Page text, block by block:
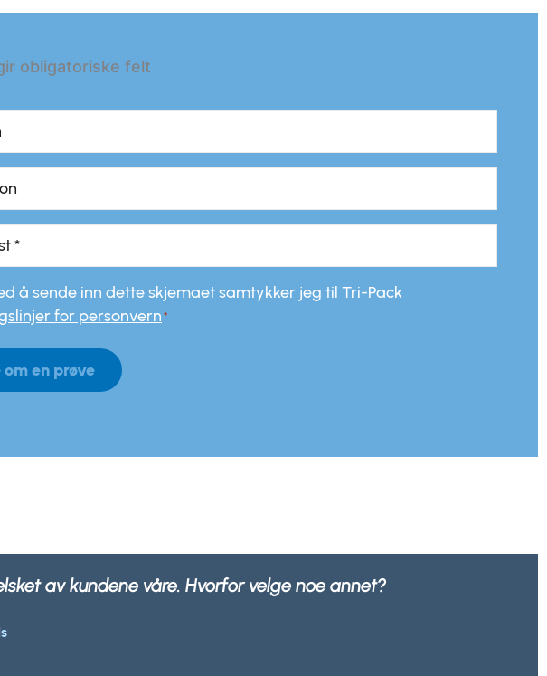
obligatoriske felt
*å sende inn dette skjemaet samtykker jeg til Tri-Pack
for personvern*
om en prøve
men også 100% resirkulerbar av alle avfallsselskaper.